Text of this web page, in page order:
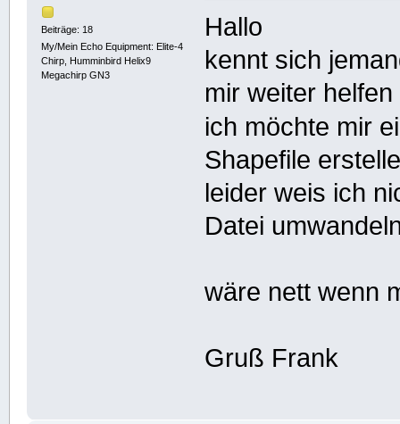
Beiträge: 18
My/Mein Echo Equipment: Elite-4
Chirp, Humminbird Helix9
Megachirp GN3
Hallo
kennt sich
mir weiter helfen
ich möchte mir
Shapefile
leider weis ich
Datei
wäre nett wenn
Gruß Frank